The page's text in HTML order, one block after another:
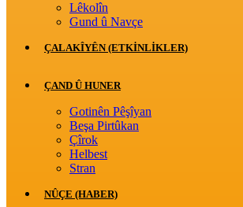
Lêkolîn
Gund û Navçe
ÇALAKÎYÊN (ETKINLIKLER)
ÇAND Û HUNER
Gotinên Pêşîyan
Beşa Pirtûkan
Çîrok
Helbest
Stran
NÛÇE (HABER)